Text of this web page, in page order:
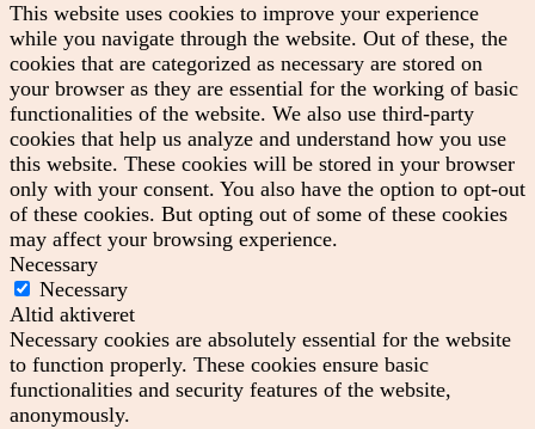
This website uses cookies to improve your experience
while you navigate through the website. Out of these, the
cookies that are categorized as necessary are stored on
your browser as they are essential for the working of basic
functionalities of the website. We also use third-party
cookies that help us analyze and understand how you use
this website. These cookies will be stored in your browser
only with your consent. You also have the option to opt-out
of these cookies. But opting out of some of these cookies
may affect your browsing experience.
Necessary
Necessary
Altid aktiveret
Necessary cookies are absolutely essential for the website
to function properly. These cookies ensure basic
functionalities and security features of the website,
anonymously.